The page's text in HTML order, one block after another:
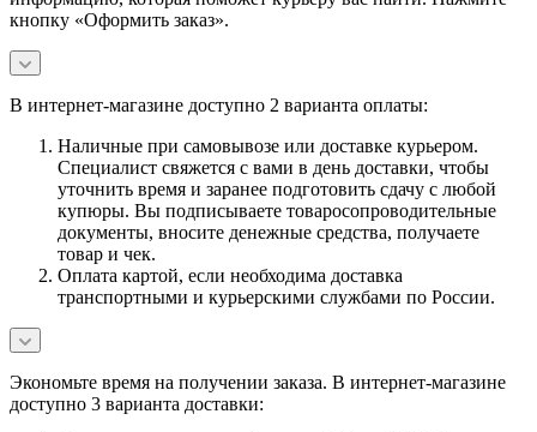
кнопку «Оформить заказ».
В интернет-магазине доступно 2 варианта оплаты:
Наличные при самовывозе или доставке курьером.
Специалист свяжется с вами в день доставки, чтобы
уточнить время и заранее подготовить сдачу с любой
купюры. Вы подписываете товаросопроводительные
документы, вносите денежные средства, получаете
товар и чек.
Оплата картой, если необходима доставка
транспортными и курьерскими службами по России.
Экономьте время на получении заказа. В интернет-магазине
доступно 3 варианта доставки: